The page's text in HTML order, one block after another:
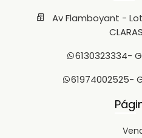
Av Flamboyant -
6130323334-
61974002525-